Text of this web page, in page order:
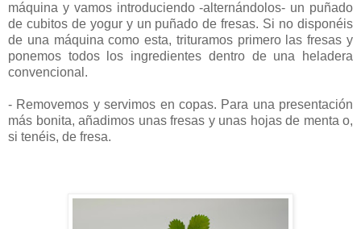
máquina y vamos introduciendo -alternándolos- un puñado
de cubitos de yogur y un puñado de fresas. Si no disponéis
de una máquina como esta, trituramos primero las fresas y
ponemos todos los ingredientes dentro de una heladera
convencional.
- Removemos y servimos en copas. Para una presentación
más bonita, añadimos unas fresas y unas hojas de menta o,
si tenéis, de fresa.